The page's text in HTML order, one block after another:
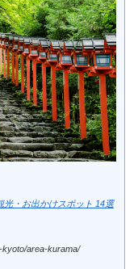
光・お出かけスポット 14選
area-kurama/